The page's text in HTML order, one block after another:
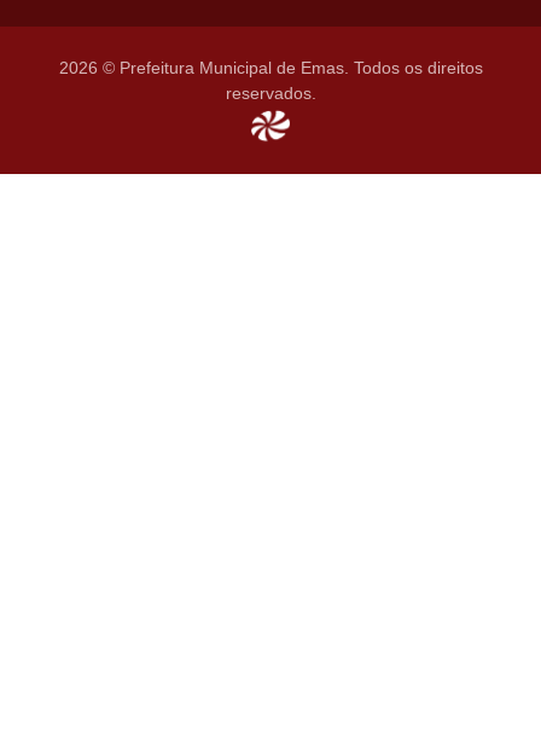
2026 © Prefeitura Municipal de Emas. Todos os direitos
reservados.